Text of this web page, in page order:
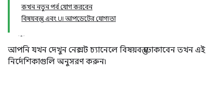
কখন নতুন পর্ব যোগ করবেন
বিষয়বস্তু এবং UI আপডেটের যোগ্যতা
আপনি যখন দেখুন নেক্সট চ্যানেলে বিষয়বস্তু ঢোকাবেন তখন এই
নির্দেশিকাগুলি অনুসরণ করুন৷